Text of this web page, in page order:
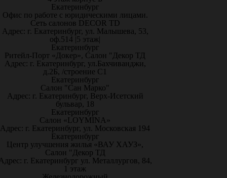
Екатеринбург
Офис по работе с юридическими лицами.
Сеть салонов DECOR TD
Адрес: г. Екатеринбург, ул. Малышева, 53,
оф.514 |5 этаж|
Екатеринбург
Ритейл-Порт «Докер», Салон "Декор ТД
Адрес: г. Екатеринбург, ул.Бахчиванджи,
д.2Б, /строение С1
Екатеринбург
Салон "Сан Марко"
Адрес: г. Екатеринбург, Верх-Исетский
бульвар, 18
Екатеринбург
Салон «LOYMINA»
Адрес: г. Екатеринбург, ул. Московская 194
Екатеринбург
Центр улучшения жилья «ВАУ ХАУЗ»,
Салон "Декор ТД
г. Екатеринбург ул. Металлургов, 84,
1 этаж